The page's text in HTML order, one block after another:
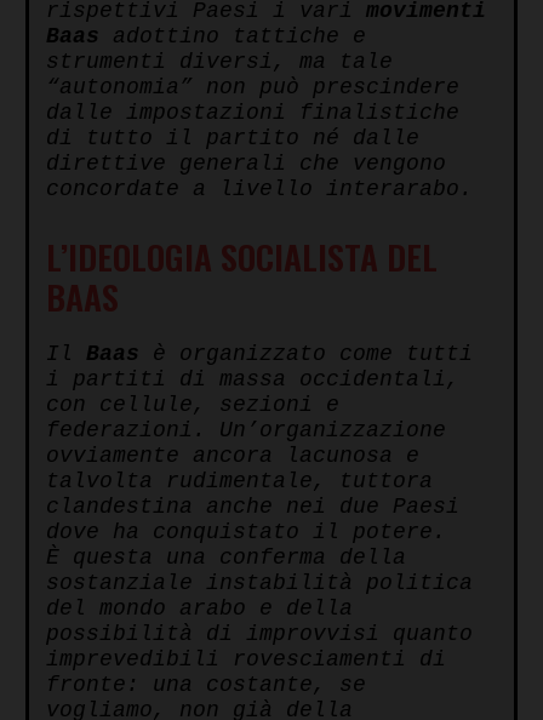
rispettivi Paesi i vari movimenti
Baas adottino tattiche e
strumenti diversi, ma tale
“autonomia” non può prescindere
dalle impostazioni finalistiche
di tutto il partito né dalle
direttive generali che vengono
concordate a livello interarabo.
L’IDEOLOGIA SOCIALISTA DEL
BAAS
Il Baas è organizzato come tutti
i partiti di massa occidentali,
con cellule, sezioni e
federazioni. Un’organizzazione
ovviamente ancora lacunosa e
talvolta rudimentale, tuttora
clandestina anche nei due Paesi
dove ha conquistato il potere.
È questa una conferma della
sostanziale instabilità politica
del mondo arabo e della
possibilità di improvvisi quanto
imprevedibili rovesciamenti di
fronte: una costante, se
vogliamo, non già della